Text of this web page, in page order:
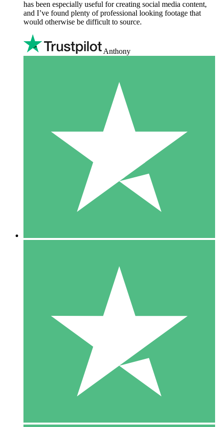
has been especially useful for creating social media content,
and I’ve found plenty of professional looking footage that
would otherwise be difficult to source.
Anthony